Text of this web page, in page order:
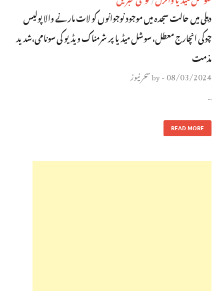
/
دہلی میں حالت سجدہ میں موجود نوجوانوں کو لات مارنے والا پولیس
چوکی انچارج معطل، سوشل میڈیا پر شرمناک ویڈیو کی سونامی،شدید
مذمت
08/03/2024
-
byسحر نیوز
…
READ MORE